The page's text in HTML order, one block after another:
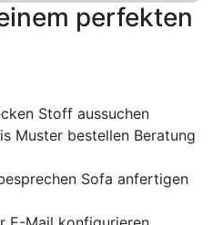
perfekten
Stoff aussuchen
Muster bestellen Beratung
Sofa anfertigen